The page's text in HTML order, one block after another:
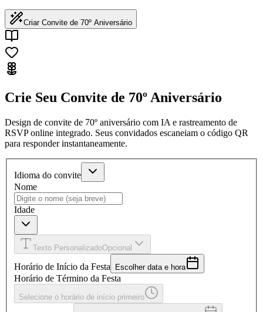
Criar Convite de 70º Aniversário
Crie Seu Convite de 70º Aniversário
Design de convite de 70º aniversário com IA e rastreamento de
RSVP online integrado. Seus convidados escaneiam o código QR
para responder instantaneamente.
Idioma do convite
Nome
Idade
Texto PersonalizadoOpcional
Horário de Início da Festa Escolher data e hora
Horário de Término da Festa
Selecione o horário de início primeiro